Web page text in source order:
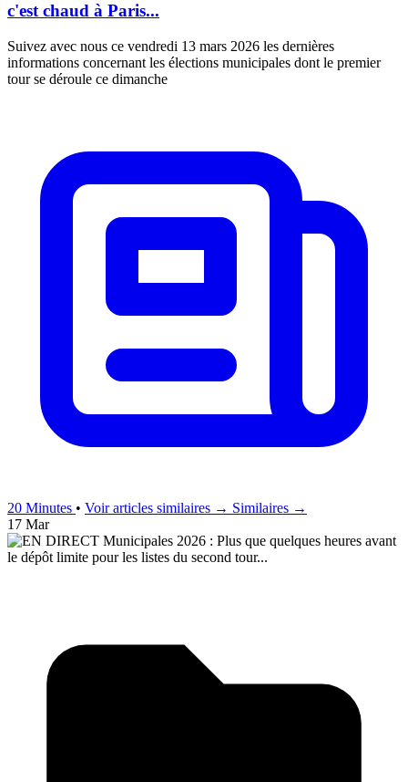
c'est chaud à Paris...
Suivez avec nous ce vendredi 13 mars 2026 les dernières
informations concernant les élections municipales dont le premier
tour se déroule ce dimanche
20 Minutes • Voir articles similaires → Similaires →
17 Mar